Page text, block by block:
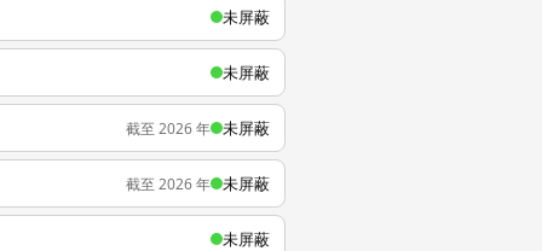
未屏蔽
未屏蔽
截至 2026 年 未屏蔽
截至 2026 年 未屏蔽
未屏蔽